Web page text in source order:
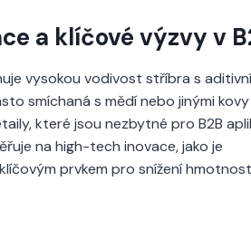
a klíčové výzvy v
vysokou vodivost stříbra s
smíchaná s mědí nebo jinými
které jsou nezbytné pro B2B
na high-tech inovace, jako je
prvkem pro snížení